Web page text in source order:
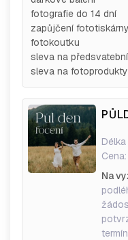
fotografie do 14 dní
zapůjčení
fotokoutku
sleva na
sleva na
Cena:
Na